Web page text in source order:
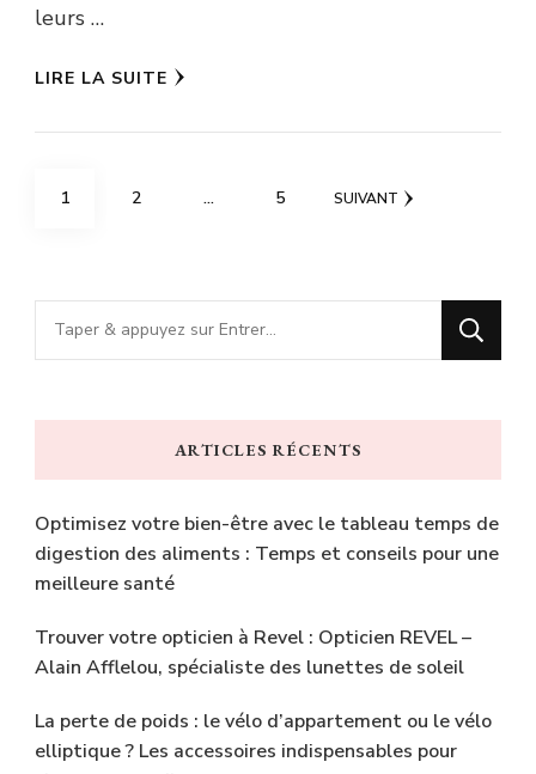
leurs …
LIRE LA SUITE
Pagination
PAGE
1 PAGE
2 … PAGE
5 SUIVANT
Vous
recherchiez
chose
ARTICLES RÉCENTS
Optimisez votre bien-être avec le tableau temps de
digestion des aliments : Temps et conseils pour une
meilleure santé
Trouver votre opticien à Revel : Opticien REVEL –
Alain Afflelou, spécialiste des lunettes de soleil
La perte de poids : le vélo d’appartement ou le vélo
elliptique ? Les accessoires indispensables pour